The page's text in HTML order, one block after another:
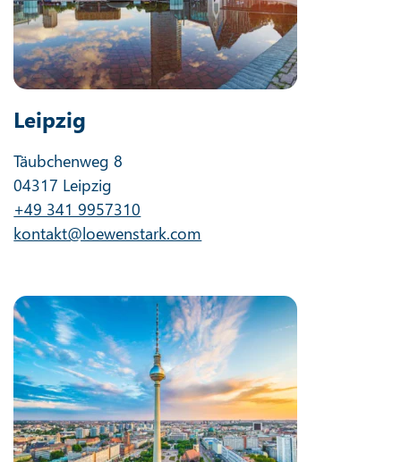
Leipzig
Täubchenweg 8
04317 Leipzig
+49 341 9957310
kontakt@loewenstark.com